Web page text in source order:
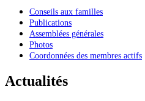
Conseils aux familles
Publications
Assemblées générales
Photos
Coordonnées des membres actifs
Actualités